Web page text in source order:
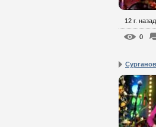
12 г. назад
0